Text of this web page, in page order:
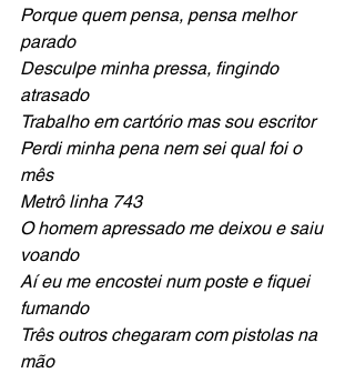
Porque quem pensa, pensa melhor
parado
Desculpe minha pressa, fingindo
atrasado
Trabalho em cartório mas sou escritor
Perdi minha pena nem sei qual foi o
mês
Metrô linha 743
O homem apressado me deixou e saiu
voando
Aí eu me encostei num poste e fiquei
fumando
Três outros chegaram com pistolas na
mão